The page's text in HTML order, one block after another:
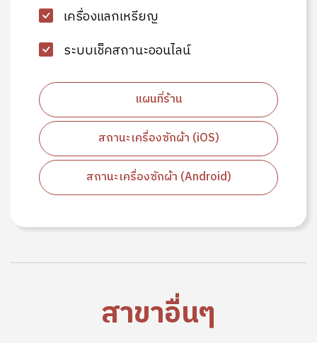
เครื่องแลกเหรียญ
ระบบเช็คสถานะออนไลน์
แผนที่ร้าน
สถานะเครื่องซักผ้า (iOS)
สถานะเครื่องซักผ้า (Android)
สาขาอื่นๆ